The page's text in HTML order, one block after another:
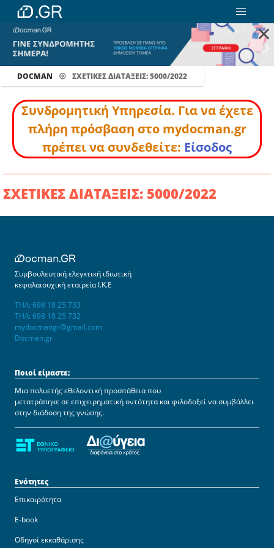
×
DOCMAN ΣΧΕΤΙΚΕΣ ΔΙΑΤΑΞΕΙΣ: 5000/2022
Συνδρομητική Υπηρεσία. Για να έχετε
πλήρη πρόσβαση στο mydocman.gr
πρέπει να συνδεθείτε: Είσοδος
ΣΧΕΤΙΚΕΣ ΔΙΑΤΑΞΕΙΣ: 5000/2022
Συμβουλευτική ελεγκτική ιδιωτική
κεφαλαιουχική εταιρεία Ι.Κ.Ε
ΤΗΛ: 698 18 25 733
ΤΗΛ: 698 18 25 732
mydocmangr@gmail.com
Docman.gr
Ποιοί είμαστε;
Μια πολυετής εθελοντική προσπάθεια που
μετατράπηκε σε επιχειρηματική οντότητα και φιλοδοξεί να συμβάλλει
στην διάδοση της γνώσης.
Ενότητες
Επικαιρότητα
E-book
Οδηγοί εκκαθάρισης